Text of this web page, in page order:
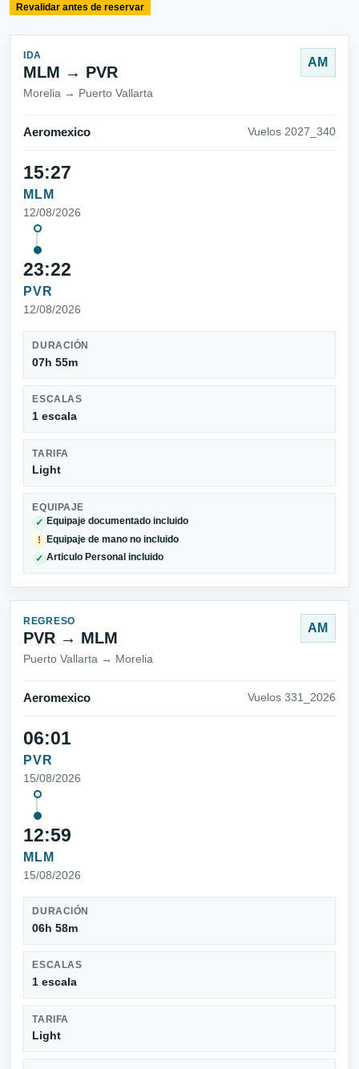
Revalidar antes de reservar
IDA
MLM → PVR
Morelia → Puerto Vallarta
AM
Aeromexico Vuelos 2027_340
15:27
MLM
12/08/2026
23:22
PVR
12/08/2026
DURACIÓN
07h 55m
ESCALAS
1 escala
TARIFA
Light
EQUIPAJE
✓ Equipaje documentado incluido
! Equipaje de mano no incluido
✓ Articulo Personal incluido
REGRESO
PVR → MLM
Puerto Vallarta → Morelia
AM
Aeromexico Vuelos 331_2026
06:01
PVR
15/08/2026
12:59
MLM
15/08/2026
DURACIÓN
06h 58m
ESCALAS
1 escala
TARIFA
Light